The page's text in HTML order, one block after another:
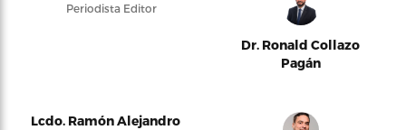
Periodista Editor
Dr. Ronald Collazo
Pagán
Lcdo. Ramón Alejandro